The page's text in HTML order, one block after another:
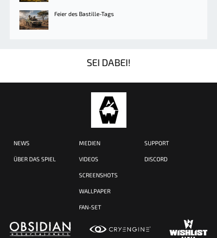
Feier des Bastille-Tags
SEI DABEI!
NEWS
ÜBER DAS SPIEL
MEDIEN
VIDEOS
SCREENSHOTS
WALLPAPER
FAN-SET
SUPPORT
DISCORD